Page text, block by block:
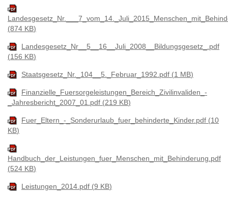
874 KB
Landesgesetz_Nr__5__16__Juli_2008__Bildungsgesetz_.pdf
156 KB
Staatsgesetz_Nr._104__5._Februar_1992.pdf 1 MB
Finanzielle_Fuersorgeleistungen_Bereich_Zivilinvaliden_-
_Jahresbericht_2007_01.pdf
219 KB
Fuer_Eltern_-_Sonderurlaub_fuer_behinderte_Kinder.pdf
10
KB
Handbuch_der_Leistungen_fuer_Menschen_mit_Behinderung.pdf
524 KB
Leistungen_2014.pdf 9 KB